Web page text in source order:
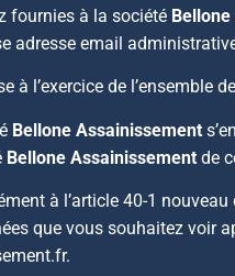
fournies à la société
adresse email
à l’exercice de
Bellone Assainissement
Bellone Assainissement de
à l’article 40-1
que vous souhaitez voir